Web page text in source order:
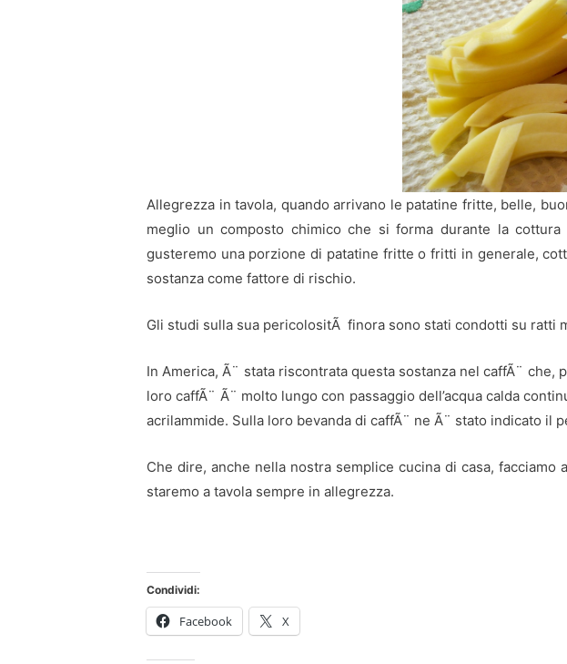
Allegrezza in tavola, quando arrivano le patatine fritte, belle,
meglio un composto chimico che si forma durante la
gusteremo una porzione di patatine fritte o fritti in generale,
sostanza come fattore di rischio.
Gli studi sulla sua pericolositÃ finora sono stati condotti su ratti
In America, Ã¨ stata riscontrata questa sostanza nel caffÃ¨
loro caffÃ¨ Ã¨ molto lungo con passaggio dell’acqua calda
acrilammide. Sulla loro bevanda di caffÃ¨ ne Ã¨ stato indicato il
Che dire, anche nella nostra semplice cucina di casa,
staremo a tavola sempre in allegrezza.
Condividi:
Facebook X